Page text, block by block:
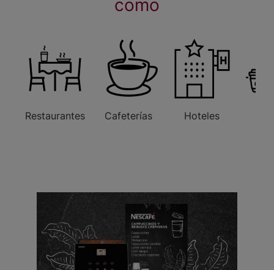
como
Restaurantes Cafeterías Hoteles